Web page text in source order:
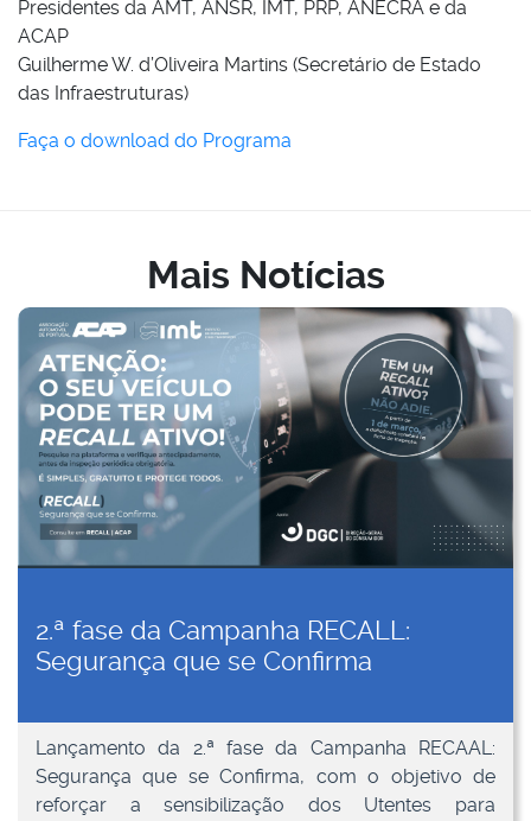
Presidentes da AMT, ANSR, IMT, PRP, ANECRA e da
ACAP
Guilherme W. d’Oliveira Martins (Secretário de Estado
das Infraestruturas)
Faça o download do Programa
Mais Notícias
2.ª fase da Campanha RECALL:
Segurança que se Confirma
Lançamento da 2.ª fase da Campanha RECAAL:
Segurança que se Confirma, com o objetivo de
reforçar a sensibilização dos Utentes para